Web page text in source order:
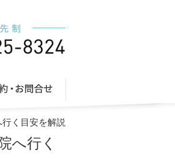
く目安を解説
へ行く